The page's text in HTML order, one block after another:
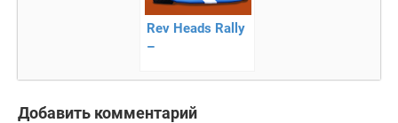
Rev Heads Rally
–
мультяшные
Добавить комментарий